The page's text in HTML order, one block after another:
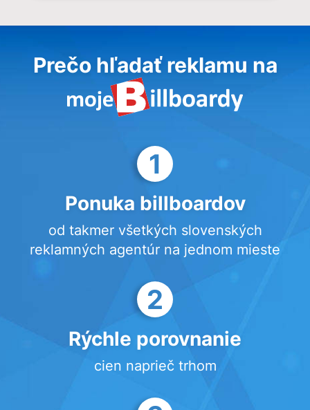
Prečo hľadať reklamu na
1
Ponuka billboardov
od takmer všetkých slovenských
reklamných agentúr na jednom mieste
2
Rýchle porovnanie
cien naprieč trhom